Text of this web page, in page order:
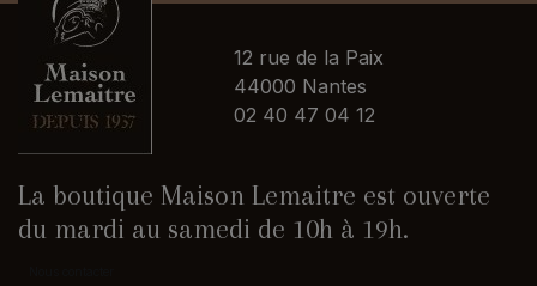
12 rue de la Paix
44000 Nantes
02 40 47 04 12
La boutique Maison Lemaitre est ouverte
du mardi au samedi de 10h à 19h.